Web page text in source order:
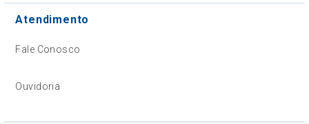
Atendimento
Fale Conosco
Ouvidoria